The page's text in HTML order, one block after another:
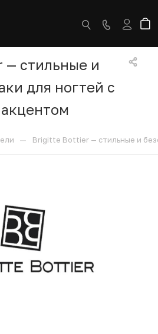
стильные и
для ногтей с
— Brigitte Bottier — стильные и